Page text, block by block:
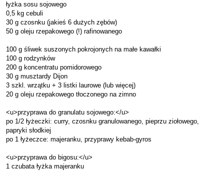
łyżka sosu sojowego
0,5 kg cebuli
30 g czosnku (jakieś 6 dużych zębów)
50 g oleju rzepakowego (!) rafinowanego
100 g śliwek suszonych pokrojonych na małe kawałki
100 g rodzynków
200 g koncentratu pomidorowego
30 g musztardy Dijon
3 szkl. wrzątku + 3 listki laurowe (lub więcej)
20 g oleju rzepakowego tłoczonego na zimno
<u>przyprawa do granulatu sojowego:</u>
po 1/2 łyżeczki: curry, czosnku granulowanego, pieprzu ziołowego,
papryki słodkiej
po 1 łyżeczce: majeranku, przyprawy kebab-gyros
<u>przyprawa do bigosu:</u>
1 czubata łyżka majeranku